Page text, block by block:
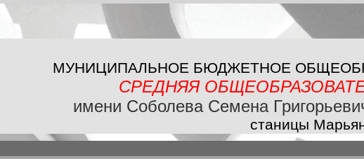
МУНИЦИПАЛЬНОЕ БЮДЖЕТНОЕ
СРЕДНЯЯ
имени Соболева Семена
станицы